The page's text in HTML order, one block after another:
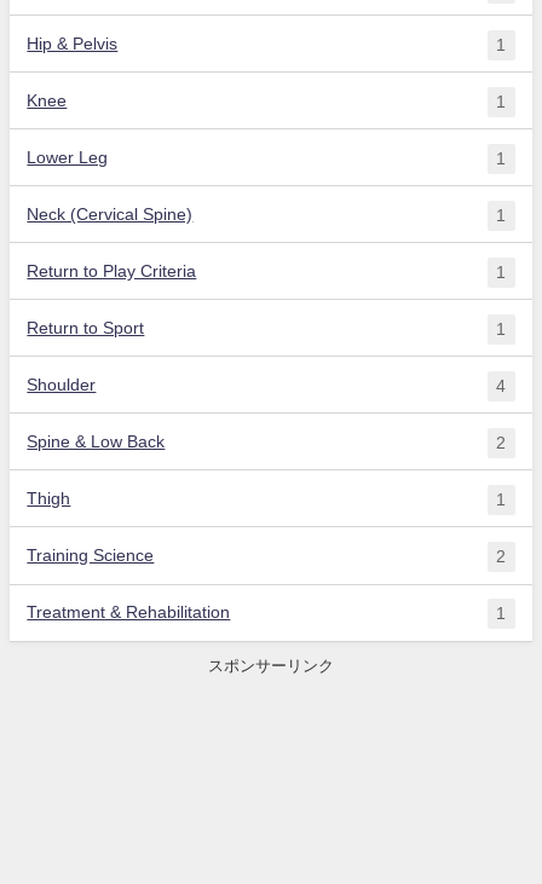
Hip & Pelvis 1
Knee 1
Lower Leg 1
Neck (Cervical Spine) 1
Return to Play Criteria 1
Return to Sport 1
Shoulder 4
Spine & Low Back 2
Thigh 1
Training Science 2
Treatment & Rehabilitation 1
スポンサーリンク